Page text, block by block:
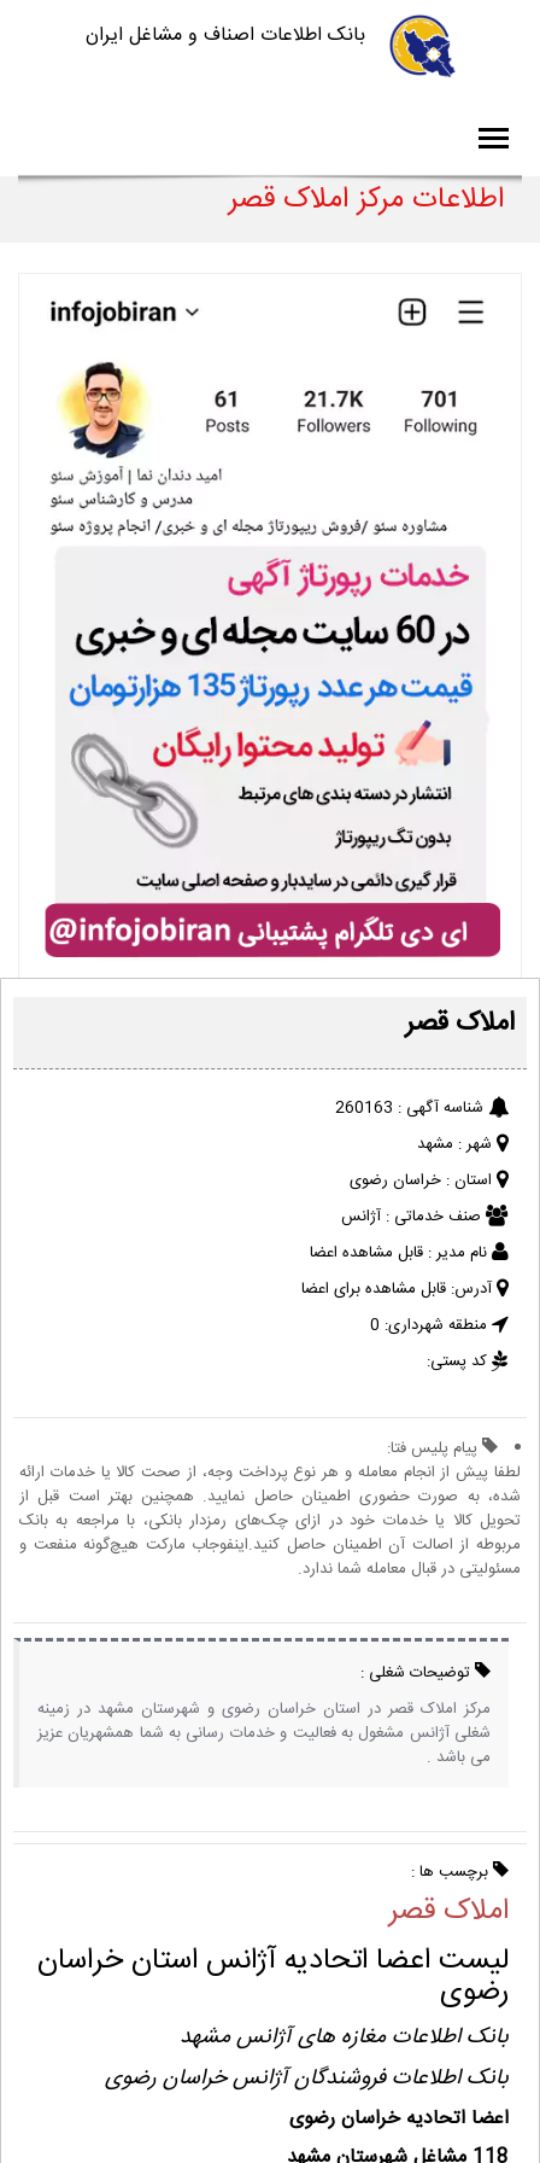
بانک اطلاعات اصناف و مشاغل ایران
اطلاعات مرکز املاک قصر
املاک قصر
شناسه آگهی : 260163
شهر : مشهد
استان : خراسان رضوی
صنف خدماتی : آژانس
نام مدیر : قابل مشاهده اعضا
آدرس: قابل مشاهده برای اعضا
منطقه شهرداری: 0
کد پستی:
پیام پلیس فتا:
لطفا پیش از انجام معامله و هر نوع پرداخت وجه، از صحت کالا یا خدمات ارائه
شده، به صورت حضوری اطمینان حاصل نمایید. همچنین بهتر است قبل از
تحویل کالا یا خدمات خود در ازای چک‌های رمزدار بانکی، با مراجعه به بانک
مربوطه از اصالت آن اطمینان حاصل کنید.اینفوجاب مارکت هیچ‌گونه منفعت و
مسئولیتی در قبال معامله شما ندارد.
توضیحات شغلی :
مرکز املاک قصر در استان خراسان رضوی و شهرستان مشهد در زمینه
شغلی آژانس مشغول به فعالیت و خدمات رسانی به شما همشهریان عزیز
می باشد .
برچسب ها :
املاک قصر
لیست اعضا اتحادیه آژانس استان خراسان
رضوی
بانک اطلاعات مغازه های آژانس مشهد
بانک اطلاعات فروشندگان آژانس خراسان رضوی
اعضا اتحادیه خراسان رضوی